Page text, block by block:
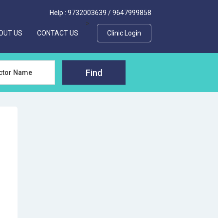
Help : 9732003639 /9647999858
US CONTACT US
>
Clinic Login
Find